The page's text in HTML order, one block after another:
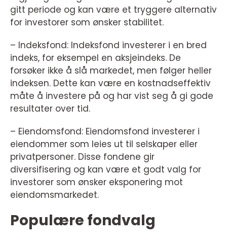
gitt periode og kan være et tryggere alternativ
for investorer som ønsker stabilitet.
– Indeksfond: Indeksfond investerer i en bred
indeks, for eksempel en aksjeindeks. De
forsøker ikke å slå markedet, men følger heller
indeksen. Dette kan være en kostnadseffektiv
måte å investere på og har vist seg å gi gode
resultater over tid.
– Eiendomsfond: Eiendomsfond investerer i
eiendommer som leies ut til selskaper eller
privatpersoner. Disse fondene gir
diversifisering og kan være et godt valg for
investorer som ønsker eksponering mot
eiendomsmarkedet.
Populære fondvalg